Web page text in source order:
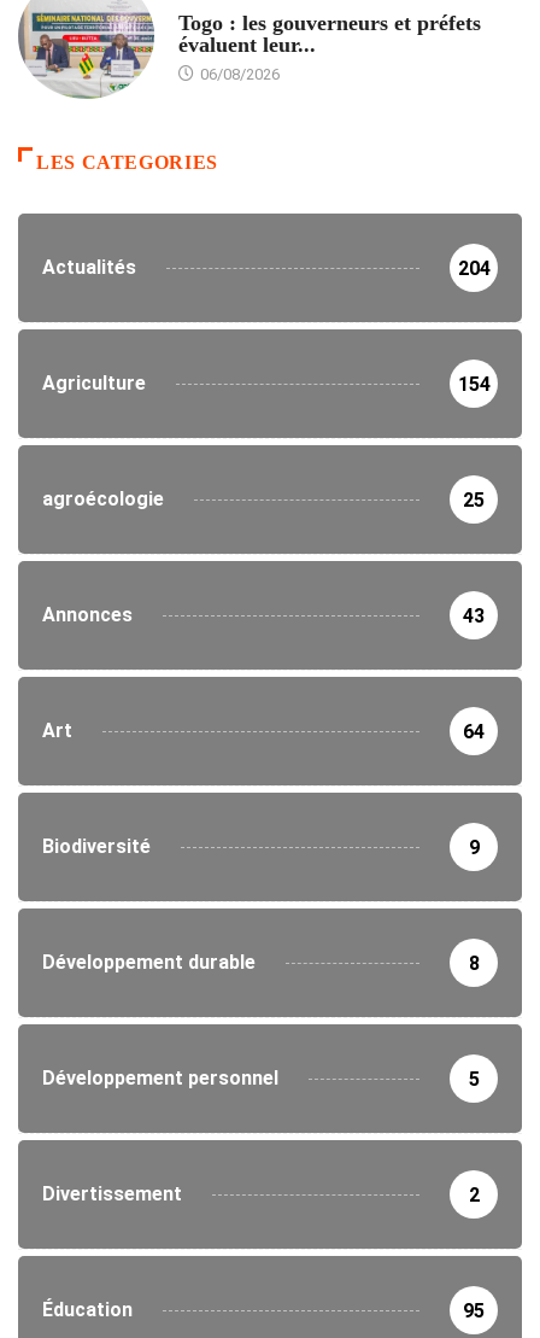
Togo : les gouverneurs et préfets
évaluent leur...
06/08/2026
LES CATEGORIES
Actualités 204
Agriculture 154
agroécologie 25
Annonces 43
Art 64
Biodiversité 9
Développement durable 8
Développement personnel 5
Divertissement 2
Éducation 95